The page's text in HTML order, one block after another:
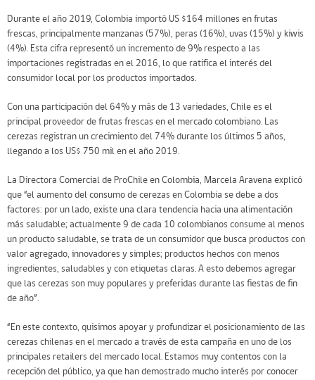
Durante el año 2019, Colombia importó US $164 millones en frutas
frescas, principalmente manzanas (57%), peras (16%), uvas (15%) y kiwis
(4%). Esta cifra representó un incremento de 9% respecto a las
importaciones registradas en el 2016, lo que ratifica el interés del
consumidor local por los productos importados.
Con una participación del 64% y más de 13 variedades, Chile es el
principal proveedor de frutas frescas en el mercado colombiano. Las
cerezas registran un crecimiento del 74% durante los últimos 5 años,
llegando a los US$ 750 mil en el año 2019.
La Directora Comercial de ProChile en Colombia, Marcela Aravena explicó
que “el aumento del consumo de cerezas en Colombia se debe a dos
factores: por un lado, existe una clara tendencia hacia una alimentación
más saludable; actualmente 9 de cada 10 colombianos consume al menos
un producto saludable, se trata de un consumidor que busca productos con
valor agregado, innovadores y simples; productos hechos con menos
ingredientes, saludables y con etiquetas claras. A esto debemos agregar
que las cerezas son muy populares y preferidas durante las fiestas de fin
de año”.
“En este contexto, quisimos apoyar y profundizar el posicionamiento de las
cerezas chilenas en el mercado a través de esta campaña en uno de los
principales retailers del mercado local. Estamos muy contentos con la
recepción del público, ya que han demostrado mucho interés por conocer